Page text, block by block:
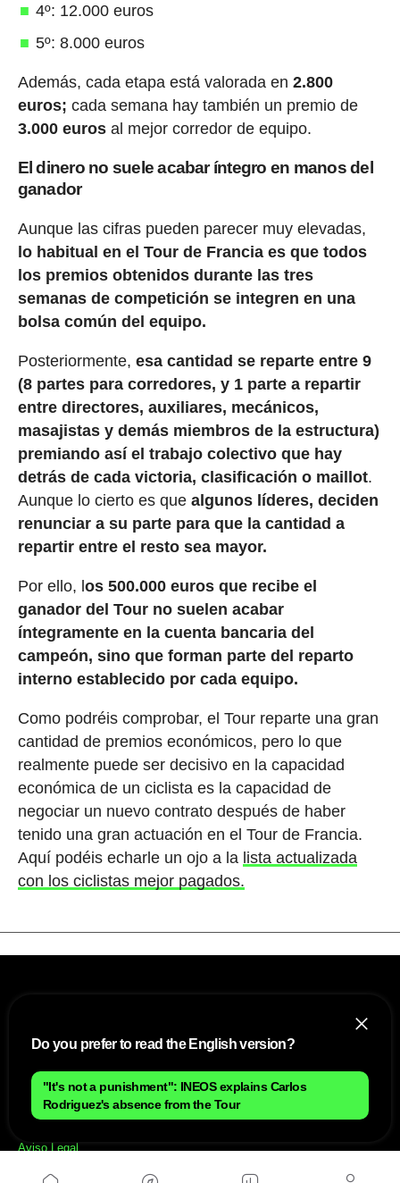
4º: 12.000 euros
5º: 8.000 euros
Además, cada etapa está valorada en 2.800
euros; cada semana hay también un premio de
3.000 eurosal mejor corredor de equipo.
El dinero no suele acabar íntegro en manos del
ganador
Aunque las cifras pueden parecer muy elevadas,
lo habitual en el Tour de Francia es que todos
los premios obtenidos durante las tres
semanas de competición se integren en una
bolsa común del equipo.
Posteriormente, esa cantidad se reparte entre 9
(8 partes para corredores, y 1 parte a repartir
entre directores, auxiliares, mecánicos,
masajistas y demás miembros de la estructura)
premiando así el trabajo colectivo que hay
detrás de cada victoria, clasificación o maillot.
Aunque lo cierto es que algunos líderes, deciden
renunciar a su parte para que la cantidad a
repartir entre el resto sea mayor.
Por ello, los 500.000 euros que recibe el
ganador del Tour no suelen acabar
íntegramente en la cuenta bancaria del
campeón, sino que forman parte del reparto
interno establecido por cada equipo.
Como podréis comprobar, el Tour reparte una gran
cantidad de premios económicos, pero lo que
realmente puede ser decisivo en la capacidad
económica de un ciclista es la capacidad de
negociar un nuevo contrato después de haber
tenido una gran actuación en el Tour de Francia.
Aquí podéis echarle un ojo a la lista actualizada
con los ciclistas mejor pagados.
NOSOTROS
Aviso Legal
Política de cookies
Do you prefer to read the English version?
"It's not a punishment": INEOS explains Carlos
Rodriguez's absence from the Tour